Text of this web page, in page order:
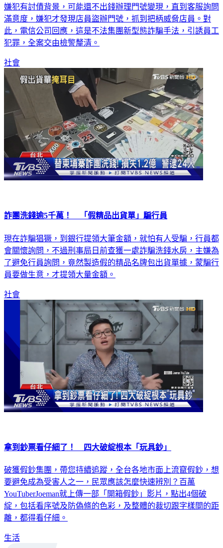
嫌犯有討債背景，可能還不出錢辦理門號變現，直到客服詢問
滿意度，嫌犯才發現店員盜辦門號，抓到把柄威脅店員。對
此，電信公司回應，這是不法集團新型態詐騙手法，引誘員工
犯罪，全案交由檢警釐清。
社會
詐團洗錢逾5千萬！ 「假精品出貨單」騙行員
現在詐騙猖獗，到銀行提領大筆金額，就怕有人受騙，行員都
會關懷詢問，不過刑事局日前查獲一處詐騙洗錢水房，主嫌為
了避免行員詢問，竟然製造假的精品名牌包出貨單據，蒙騙行
員要做生意，才提領大量金額。
社會
拿到鈔票看仔細了！ 四大破綻根本「玩具鈔」
破獲假鈔集團，帶您持續追蹤，全台各地市面上流竄假鈔，想
要避免成為受害人之一，民眾應該怎麼快速辨別？百萬
YouTuberJoeman就上傳一部「開箱假鈔」影片，點出4個破
綻，包括看序號及防偽條的色彩，及整體的裁切跟字樣間的距
離，都得看仔細。
生活